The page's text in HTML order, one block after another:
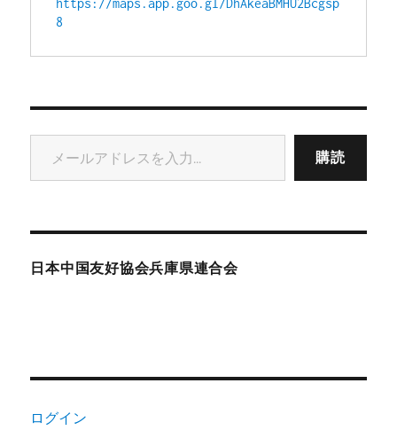
8
メールアドレスを入力...
購読
日本中国友好協会兵庫県連合会
ログイン